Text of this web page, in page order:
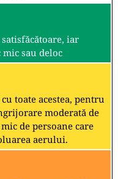
iar
sau deloc
toate acestea, pentru
moderată de
de persoane care
aerului.